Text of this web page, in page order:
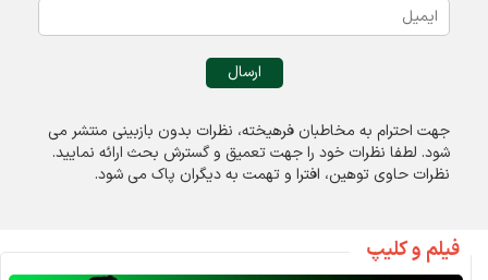
جهت احترام به مخاطبان فرهیخته، نظرات بدون بازبینی منتشر می
شود. لطفا نظرات خود را جهت تعميق و گسترش بحث ارائه نمایید.
نظرات حاوی توهين، افترا و تهمت به ديگران پاک می شود.
فیلم و کلیپ